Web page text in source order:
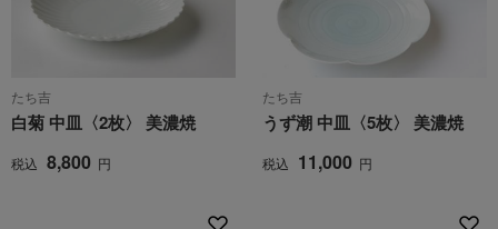
たち吉
白菊 中皿〈2枚〉 美濃焼
税込 8,800 円
たち吉
うず潮 中皿〈5枚〉 美濃焼
税込 11,000 円